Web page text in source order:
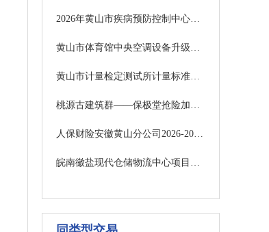
2026年黄山市疾病预防控制中心标准化建设多病原快速筛查鉴定系统采购项目中标结果公告
黄山市体育馆中央空调设备升级改造采购项目招标公告
黄山市计量检定测试所计量标准设备更新项目招标公告
桃源古建筑群——保极堂抢险加固工程采购项目（三次）竞争性磋商公告
人保财险安徽黄山分公司2026-2028年度事故预防服务供应商项目中标结果公告
皖南徽盐现代仓储物流中心项目全过程跟踪及结算审计项目（二次） 中选公示